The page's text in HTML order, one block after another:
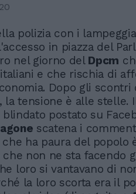
polizia con i
in piazza del
nel giorno del Dpcm
e che rischia di
Dopo gli scontri
la tensione è alle stelle.
postato su
scatena i
ha paura del popolo
non ne sta facendo
loro si vantavano di
la loro scorta era il